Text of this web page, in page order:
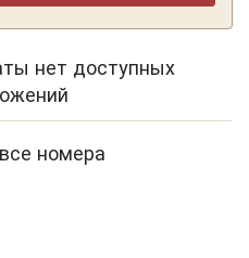
нет доступных
номера